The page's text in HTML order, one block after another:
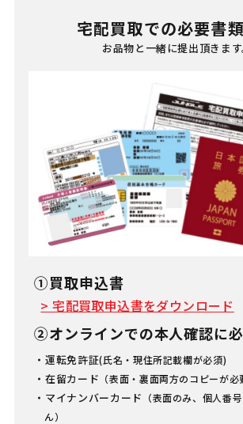
宅配買取での必要書
お品物と一緒に提出頂きます
①買取申込書
> 宅配買取申込書をダウンロード
②オンラインでの本人確認に
運転免許証(氏名・現住所記載欄が必須)
在留カード （表面・裏面両方のコピーが必
マイナンバーカード （表面のみ、個人番
ん）